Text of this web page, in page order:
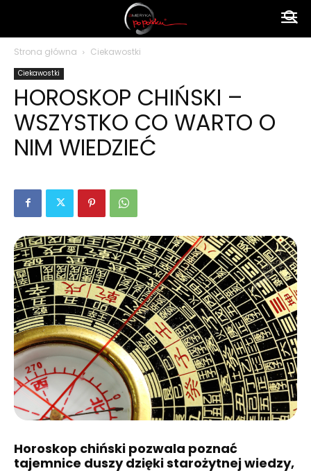
polsku
Strona główna Ciekawostki
Ciekawostki
HOROSKOP CHIŃSKI –
WSZYSTKO CO WARTO O
NIM WIEDZIEĆ
Horoskop chiński pozwala poznać
tajemnice duszy dzięki starożytnej wiedzy,